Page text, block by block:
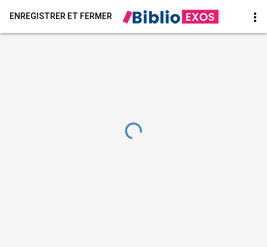
ENREGISTRER ET FERMER more_vert